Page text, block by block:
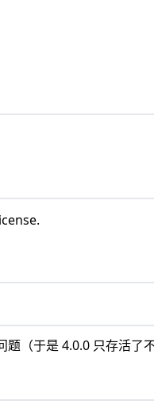
题（于是 4.0.0 只存活了